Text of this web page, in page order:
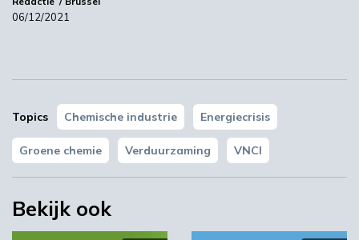
YPACK project gestart in Spanje
06/12/2021
Topics Chemische industrie Energiecrisis
Groene chemie Verduurzaming VNCI
Bekijk ook